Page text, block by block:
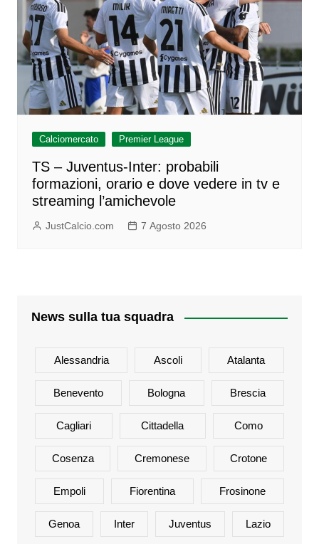
Calciomercato Premier League
TS – Juventus-Inter: probabili
formazioni, orario e dove vedere in tv e
streaming l’amichevole
JustCalcio.com 7 Agosto 2026
News sulla tua squadra
Alessandria Ascoli Atalanta
Benevento Bologna Brescia
Cagliari Cittadella Como
Cosenza Cremonese Crotone
Empoli Fiorentina Frosinone
Genoa Inter Juventus Lazio